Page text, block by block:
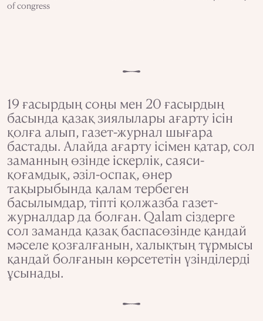
of congress
19 ғасырдың соңы мен 20 ғасырдың
басында қазақ зиялылары ағарту ісін
қолға алып, газет-журнал шығара
бастады. Алайда ағарту ісімен қатар, сол
заманның өзінде іскерлік, саяси-
қоғамдық, әзіл-оспақ, өнер
тақырыбында қалам тербеген
басылымдар, тіпті қолжазба газет-
журналдар да болған. Qalam сіздерге
сол заманда қазақ баспасөзінде қандай
мәселе қозғалғанын, халықтың тұрмысы
қандай болғанын көрсететін үзінділерді
ұсынады.